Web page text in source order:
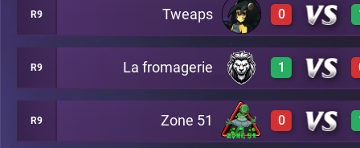
A5
R9 Tweaps 0
0 A5
R9 La fromagerie 1
3 A5
R9 Zone 51 0